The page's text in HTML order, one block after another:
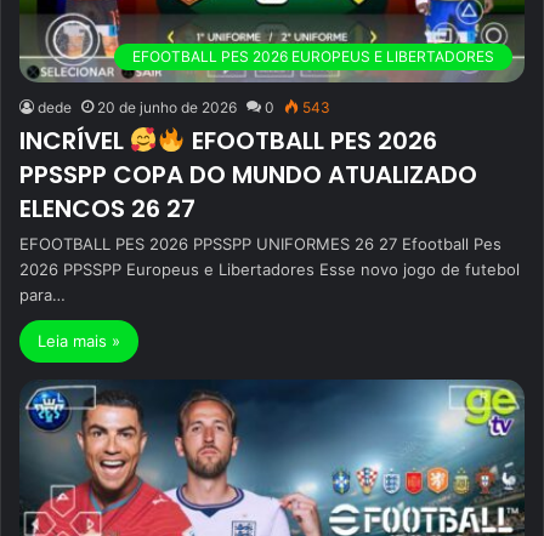
EFOOTBALL PES 2026 EUROPEUS E LIBERTADORES
dede 20 de junho de 2026 0 543
INCRÍVEL
EFOOTBALL PES 2026
PPSSPP COPA DO MUNDO ATUALIZADO
ELENCOS 26 27
EFOOTBALL PES 2026 PPSSPP UNIFORMES 26 27 Efootball Pes
2026 PPSSPP Europeus e Libertadores Esse novo jogo de futebol
para…
Leia mais »